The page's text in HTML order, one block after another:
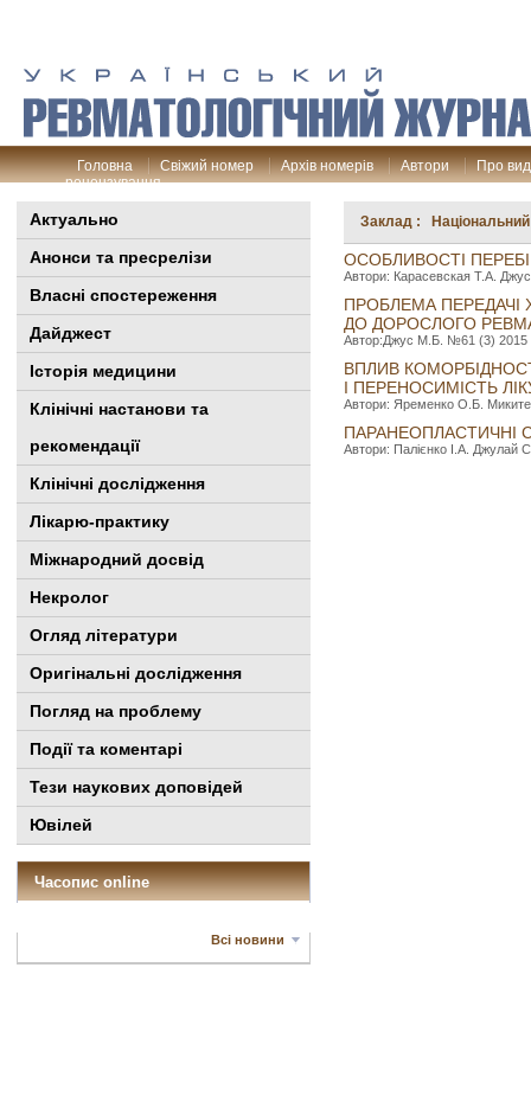
Головна Свіжий номер Архів номерів Автори
Про
рецензування
Актуально
Анонси та пресрелізи
Власні спостереження
Дайджест
Історія медицини
Клінiчні настанови та
рекомендації
Клінічні дослідження
Лікарю-практику
Міжнародний досвід
Некролог
Огляд літератури
Оригінальні дослідження
Погляд на проблему
Події та коментарі
Тези наукових доповідей
Ювілей
Часопис online
Всі новини
Заклад : Національний
ОСОБЛИВОСТІ
Автори: Карасевская Т.А.
ПРОБЛЕМА ПЕРЕДАЧІ
ДО ДОРОСЛОГО
Автор:Джус М.Б. №61 (3) 2015 /
ВПЛИВ
І ПЕРЕНОСИМІСТЬ
Автори: Яременко О.Б.
ПАРАНЕОПЛАСТИЧНІ
Автори: Палієнко І.А. Джулай